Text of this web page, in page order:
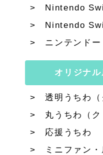
Nintendo
Nintendo
ニンテンド
オリジナ
透明うちわ（
丸うちわ（ク
応援うちわ
ミニファン